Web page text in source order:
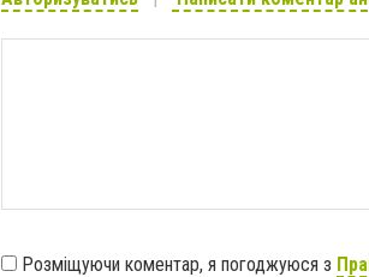
Розміщуючи коментар, я погоджуюся з